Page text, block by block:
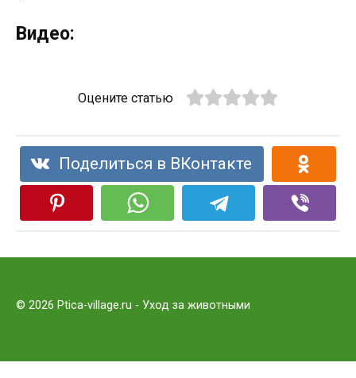
Видео:
Оцените статью
Поделиться в ВКонтакте
© 2026 Ptica-village.ru - Уход за животными